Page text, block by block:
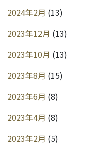
2024年2月 (13)
2023年12月 (13)
2023年10月 (13)
2023年8月 (15)
2023年6月 (8)
2023年4月 (8)
2023年2月 (5)